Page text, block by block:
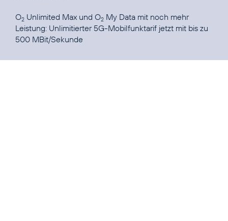
O2 Unlimited Max und O2 My Data mit noch mehr
Leistung: Unlimitierter 5G-Mobilfunktarif jetzt mit bis zu
500 MBit/Sekunde